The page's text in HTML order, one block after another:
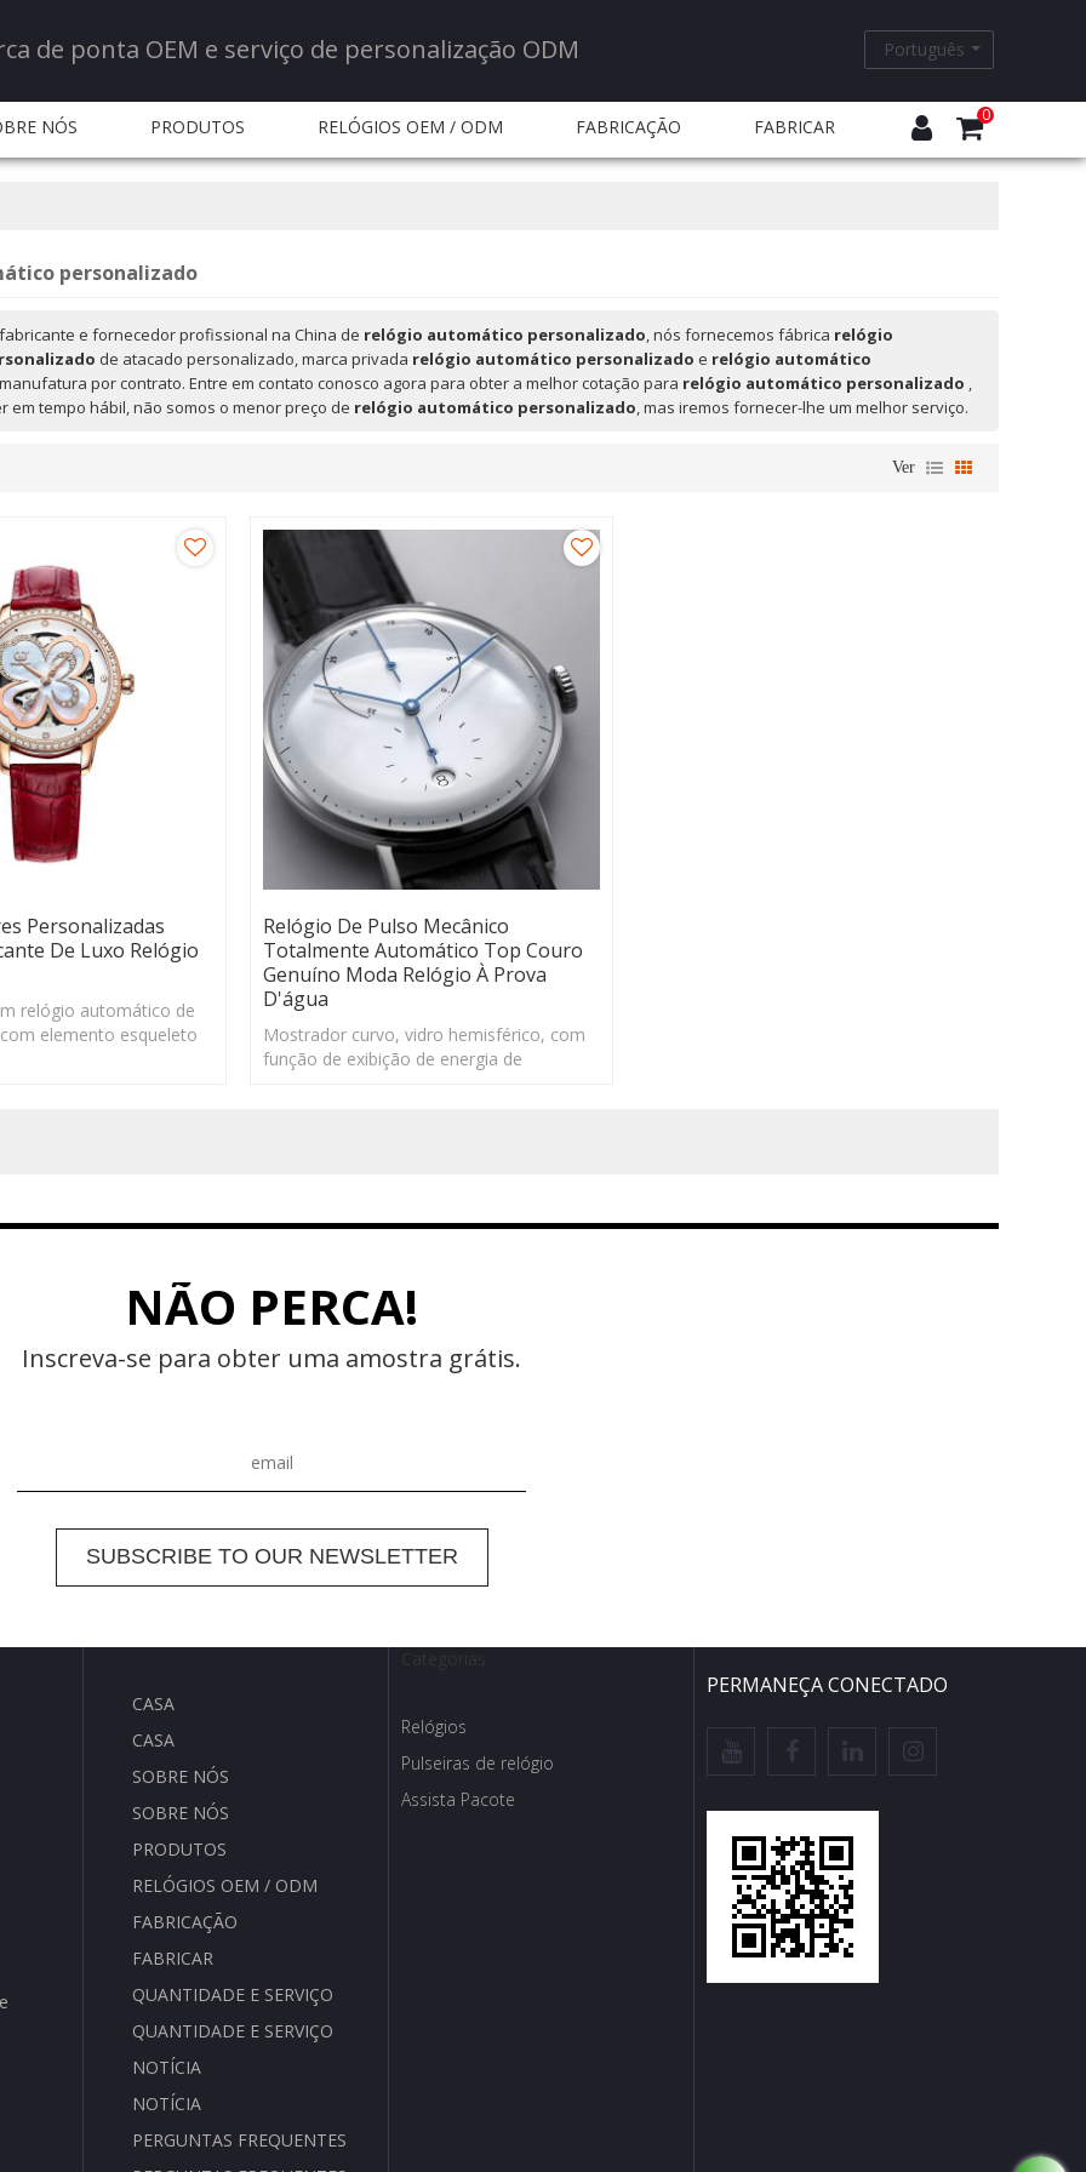
de ponta OEM e serviço de personalização ODM Português
NÓS PRODUTOS RELÓGIOS OEM / ODM FABRICAÇÃO FABRICAR
0
personalizado
e fornecedor profissional na China de relógio automático personalizado, nós fornecemos fábrica relógio
de atacado personalizado, marca privada relógio automático personalizado e relógio automático
por contrato. Entre em contato conosco agora para obter a melhor cotação para relógio automático personalizado ,
em tempo hábil, não somos o menor preço de relógio automático personalizado, mas iremos fornecer-lhe um melhor serviço.
Ver
Personalizadas
De Luxo Relógio
relógio automático de
elemento esqueleto
Relógio De Pulso Mecânico
Totalmente Automático Top Couro
Genuíno Moda Relógio À Prova
D'água
Mostrador curvo, vidro hemisférico, com
função de exibição de energia de
NÃO PERCA!
Inscreva-se para obter uma amostra grátis.
CASA
CASA
SOBRE NÓS
SOBRE NÓS
PRODUTOS
RELÓGIOS OEM / ODM
FABRICAÇÃO
FABRICAR
QUANTIDADE E SERVIÇO
QUANTIDADE E SERVIÇO
NOTÍCIA
NOTÍCIA
PERGUNTAS FREQUENTES
Relógios
Pulseiras de relógio
Assista Pacote
PERMANEÇA CONECTADO